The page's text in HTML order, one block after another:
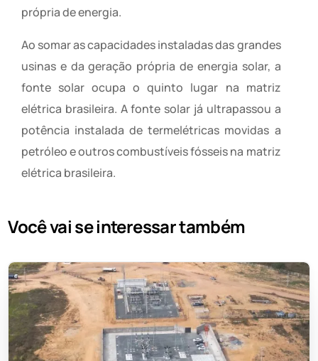
própria de energia.
Ao somar as capacidades instaladas das grandes
usinas e da geração própria de energia solar, a
fonte solar ocupa o quinto lugar na matriz
elétrica brasileira. A fonte solar já ultrapassou a
potência instalada de termelétricas movidas a
petróleo e outros combustíveis fósseis na matriz
elétrica brasileira.
Você vai se interessar também